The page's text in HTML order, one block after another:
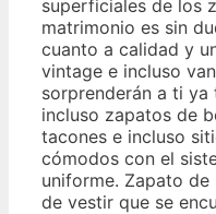
superficiales de los
matrimonio es sin
cuanto a calidad y
vintage e incluso
sorprenderán a ti
incluso zapatos de
tacones e incluso
cómodos con el
uniforme. Zapato
de vestir que se